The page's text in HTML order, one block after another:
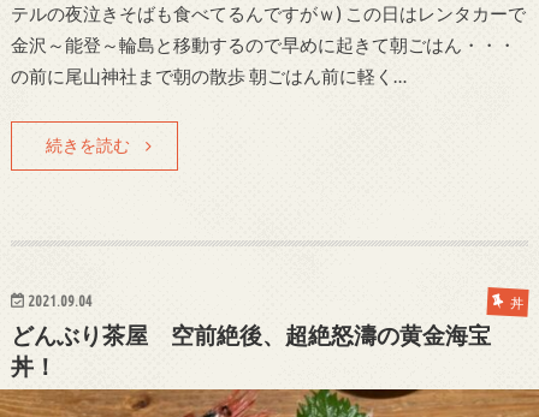
テルの夜泣きそばも食べてるんですがｗ) この日はレンタカーで
金沢～能登～輪島と移動するので早めに起きて朝ごはん・・・
の前に尾山神社まで朝の散歩 朝ごはん前に軽く…
続きを読む
2021.09.04 丼
どんぶり茶屋 空前絶後、超絶怒濤の黄金海宝
丼！